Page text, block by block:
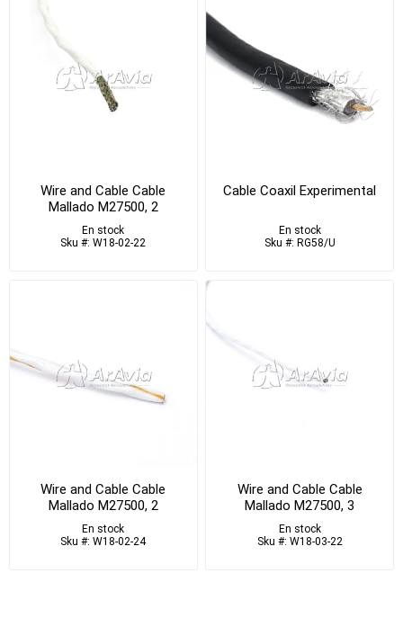
Wire and Cable Cable
Mallado M27500, 2
Conductores AWG 22
Blanco
En stock
Sku #: W18-02-22
Cable Coaxil Experimental
En stock
Sku #: RG58/U
Wire and Cable Cable
Mallado M27500, 2
Conductores AWG 24
Blanco
En stock
Sku #: W18-02-24
Wire and Cable Cable
Mallado M27500, 3
Conductores AWG 22
Blanco
En stock
Sku #: W18-03-22